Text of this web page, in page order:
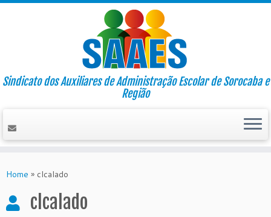
to
Sindicato dos Auxiliares de Administração Escolar de Sorocaba e
Região
Home » clcalado
clcalado